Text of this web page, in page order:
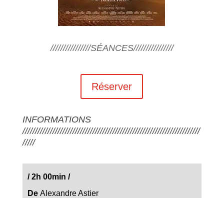
////////////////SÉANCES////////////////
Réserver
INFORMATIONS
///////////////////////////////////////////////////////////////////////
/////
/2h 00min /
De Alexandre Astier